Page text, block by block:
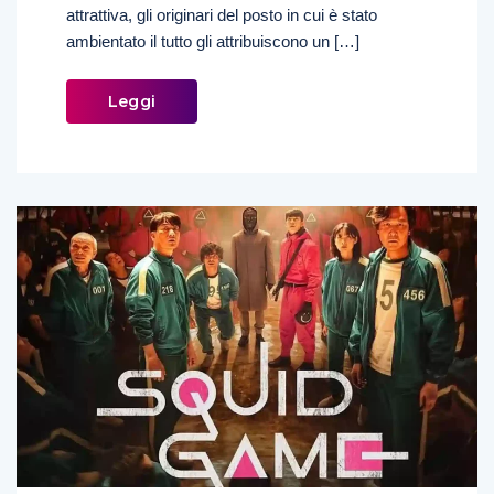
attrattiva, gli originari del posto in cui è stato
ambientato il tutto gli attribuiscono un […]
Leggi